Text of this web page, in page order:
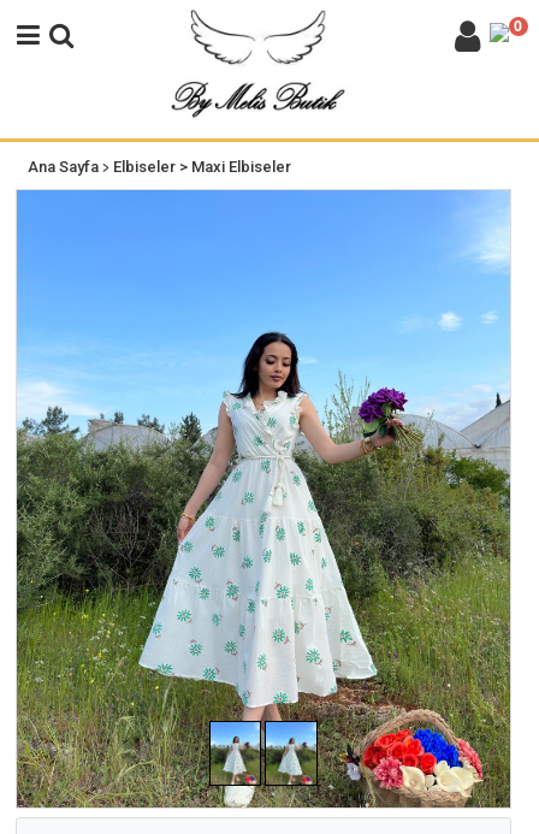
0
Ana Sayfa> Elbiseler > Maxi Elbiseler